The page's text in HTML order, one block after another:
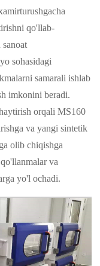
qo'llab-
sohasidagi
samarali ishlab
imkonini beradi.
orqali MS160
va yangi sintetik
olib chiqishga
va
yo'l ochadi.